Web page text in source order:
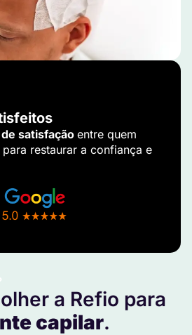
a Refio para
capilar.
satisfação entre quem
restaurar a confiança e